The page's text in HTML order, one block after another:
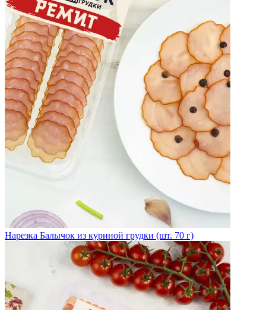
Нарезка Балычок из куриной грудки (шт. 70 г)